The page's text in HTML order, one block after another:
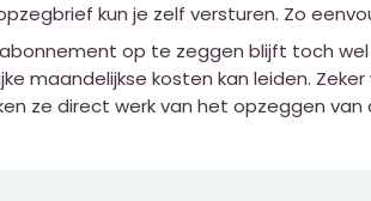
kun je zelf versturen. Zo
op te zeggen blijft toch
maandelijkse kosten kan leiden.
ze direct werk van het opzeggen